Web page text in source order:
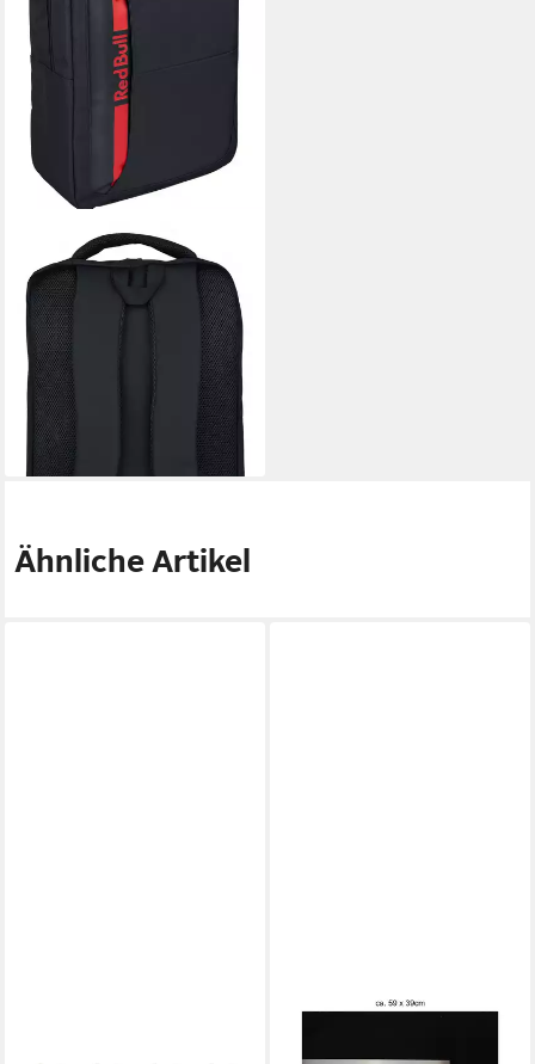
RED BULL RACING
Notebook-Rucksack Red Bull
Rucksack mit Laptopfach –
Praktisch und schick in rot-
schwarz
79,95 €
119,99 €
-33%
lieferbar - in 8-10 Werktagen bei
dir
Ähnliche Artikel